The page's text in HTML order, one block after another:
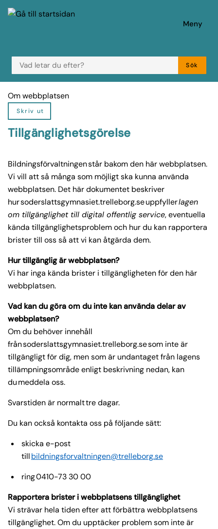
till innehåll
till huvudmeny
Meny
VAD LETAR DU EFTER?
Sök
Du är här:
Om webbplatsen
Skriv ut
Tillgänglighetsgörelse
Bildningsförvaltningen står bakom den här webbplatsen.
Vi vill att så många som möjligt ska kunna använda
webbplatsen. Det här dokumentet beskriver
hur soderslattsgymnasiet.trelleborg.se uppfyllerlagen
om tillgänglighet till digital offentlig service, eventuella
kända tillgänglighetsproblem och hur du kan rapportera
brister till oss så att vi kan åtgärda dem.
Hur tillgänglig är webbplatsen?
Vi har inga kända brister i tillgängligheten för den här
webbplatsen.
Vad kan du göra om du inte kan använda delar av
webbplatsen?
Om du behöver innehåll
från soderslattsgymnasiet.trelleborg.se som inte är
tillgängligt för dig, men som är undantaget från lagens
tillämpningsområde enligt beskrivning nedan, kan
du meddela oss.
Svarstiden är normalt tre dagar.
Du kan också kontakta oss på följande sätt:
skicka e-post
tillbildningsforvaltningen@trelleborg.se
ring 0410-73 30 00
Rapportera brister i webbplatsens tillgänglighet
Vi strävar hela tiden efter att förbättra webbplatsens
tillgänglighet. Om du upptäcker problem som inte är